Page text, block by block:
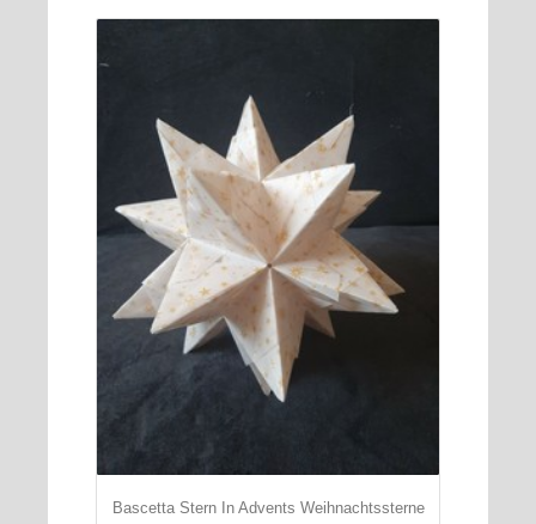
Bascetta Stern In Advents Weihnachtssterne